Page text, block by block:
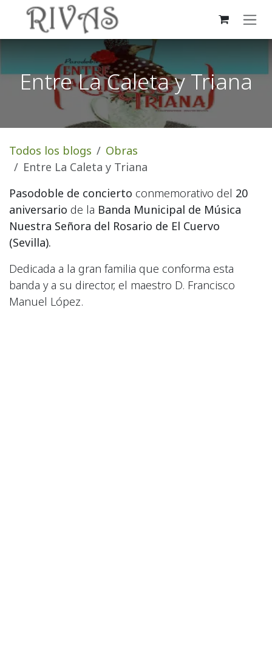
Ir al contenido
Entre La Caleta y Triana
Todos los blogs
Obras
Entre La Caleta y Triana
Pasodoble de concierto conmemorativo del 20
aniversario de la Banda Municipal de Música
Nuestra Señora del Rosario de El Cuervo
(Sevilla).
Dedicada a la gran familia que conforma esta
banda y a su director, el maestro D. Francisco
Manuel López.